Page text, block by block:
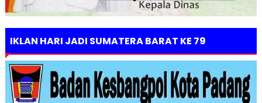
IKLAN HARI JADI SUMATERA BARAT KE 79